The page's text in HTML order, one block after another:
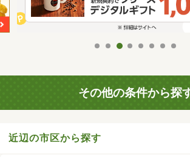
その他の条件から探
近辺の市区から探す